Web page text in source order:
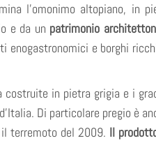
l’omonimo altopiano, in
e da un patrimonio
e borghi
costruite in pietra grigia e i
Di particolare pregio è
terremoto del 2009. Il